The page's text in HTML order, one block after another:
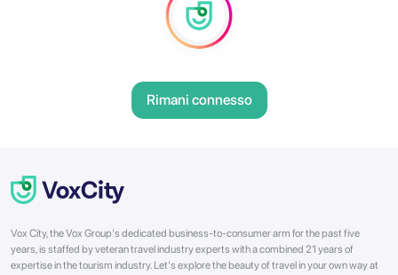
Rimani connesso
Vox City, the Vox Group's dedicated business-to-consumer arm for the past five
years, is staffed by veteran travel industry experts with a combined 21 years of
expertise in the tourism industry. Let's explore the beauty of travel in your own way at